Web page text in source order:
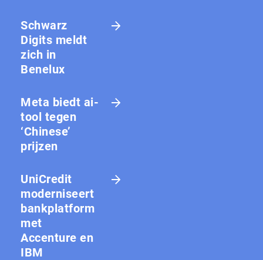
Schwarz
Digits meldt
zich in
Benelux
Meta biedt ai-
tool tegen
‘Chinese’
prijzen
UniCredit
moderniseert
bankplatform
met
Accenture en
IBM